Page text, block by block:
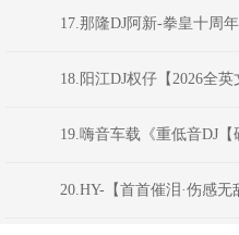
力车载大碟】17.那隆DJ阿新-拳皇十周
18.阳江DJ权仔【2026全
限魅力车载大碟】
19.嗨音车载《重低音DJ
慢到快开车不犯困英文串烧》 河
20.HY-【首首催泪·伤感